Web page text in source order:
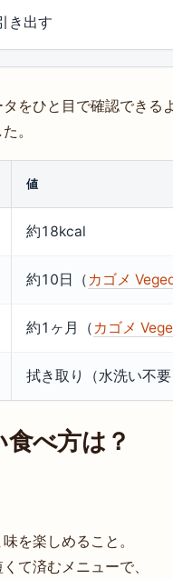
き出す
をひと目で確認できる
。
値
約18kcal
約10日（ カゴメ
約1ヶ月（ カゴメ
拭き取り（水洗い不
べ方は？
を楽しめること。
て済むメニューで、